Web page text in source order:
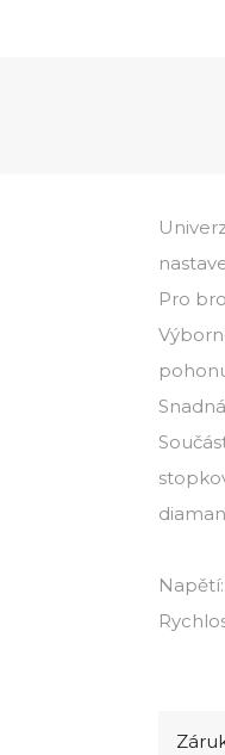
Pro